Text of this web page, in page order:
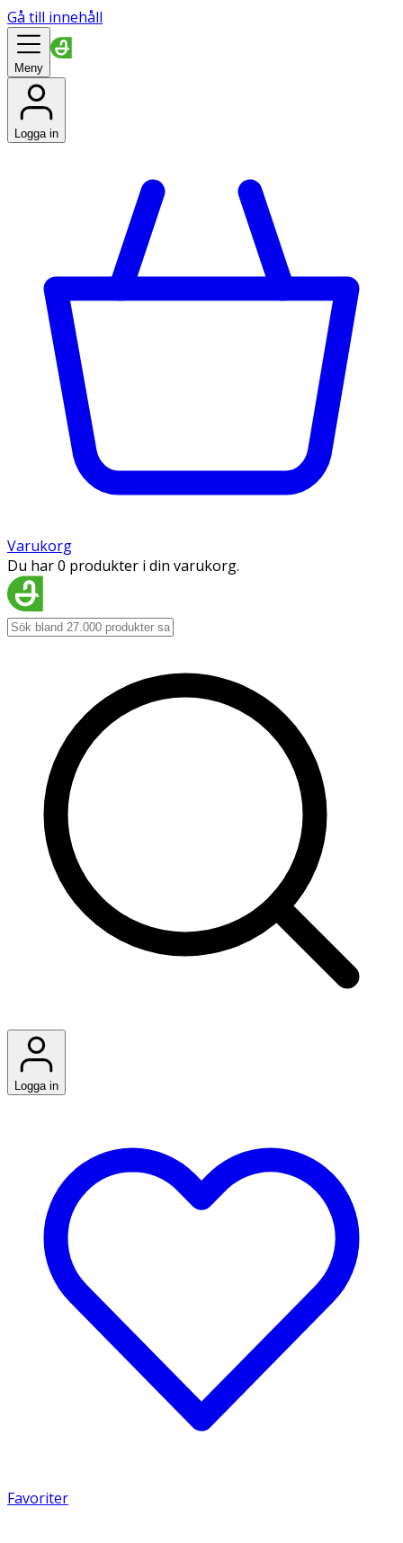
Gå till innehåll
Meny
Logga in
Varukorg
Du har 0 produkter i din varukorg.
Logga in
Favoriter